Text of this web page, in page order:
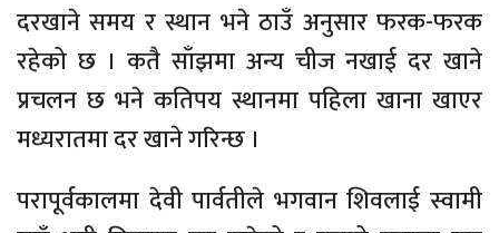
दरखाने समय र स्थान भने ठाउँ अनुसार फरक-फरक
रहेको छ । कतै साँझमा अन्य चीज नखाई दर खाने
प्रचलन छ भने कतिपय स्थानमा पहिला खाना खाएर
मध्यरातमा दर खाने गरिन्छ ।
परापूर्वकालमा देवी पार्वतीले भगवान शिवलाई स्वामी